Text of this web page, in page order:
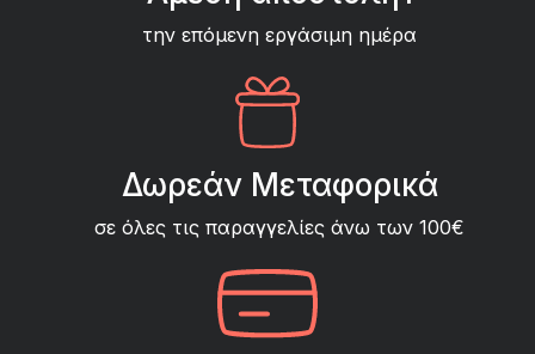
την επόμενη εργάσιμη ημέρα
Δωρεάν Μεταφορικά
σε όλες τις παραγγελίες άνω των 100€